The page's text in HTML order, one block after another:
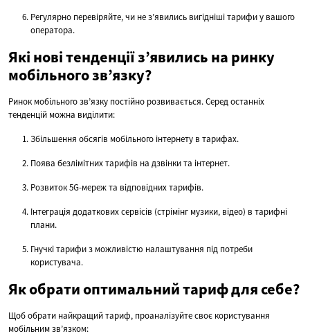
Регулярно перевіряйте, чи не з’явились вигідніші тарифи у вашого
оператора.
Які нові тенденції з’явились на ринку
мобільного зв’язку?
Ринок мобільного зв’язку постійно розвивається. Серед останніх
тенденцій можна виділити:
Збільшення обсягів мобільного інтернету в тарифах.
Поява безлімітних тарифів на дзвінки та інтернет.
Розвиток 5G-мереж та відповідних тарифів.
Інтеграція додаткових сервісів (стрімінг музики, відео) в тарифні
плани.
Гнучкі тарифи з можливістю налаштування під потреби
користувача.
Як обрати оптимальний тариф для себе?
Щоб обрати найкращий тариф, проаналізуйте своє користування
мобільним зв’язком: